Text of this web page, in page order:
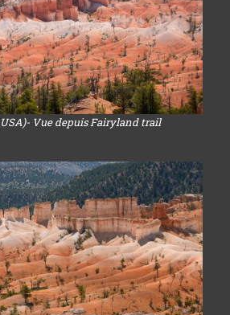
Vue depuis Fairyland trail